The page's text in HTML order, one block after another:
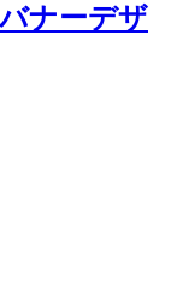
ナーデザ